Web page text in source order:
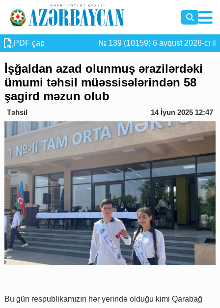
PDF çap № 139 (10159) 6 avqust 2026-cı il
İşğaldan azad olunmuş ərazilərdəki
ümumi təhsil müəssisələrindən 58
şagird məzun olub
Təhsil 14 İyun 2025 12:47
Bu gün respublikamızın hər yerində olduğu kimi Qarabağ